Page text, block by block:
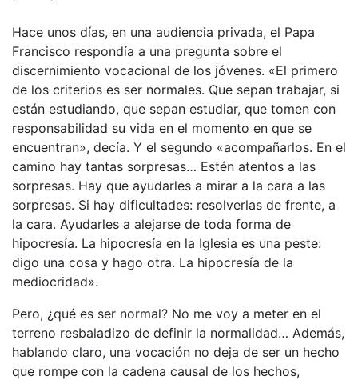
Hace unos días, en una audiencia privada, el Papa
Francisco respondía a una pregunta sobre el
discernimiento vocacional de los jóvenes. «El primero
de los criterios es ser normales. Que sepan trabajar, si
están estudiando, que sepan estudiar, que tomen con
responsabilidad su vida en el momento en que se
encuentran», decía. Y el segundo «acompañarlos. En el
camino hay tantas sorpresas… Estén atentos a las
sorpresas. Hay que ayudarles a mirar a la cara a las
sorpresas. Si hay dificultades: resolverlas de frente, a
la cara. Ayudarles a alejarse de toda forma de
hipocresía. La hipocresía en la Iglesia es una peste:
digo una cosa y hago otra. La hipocresía de la
mediocridad».
Pero, ¿qué es ser normal? No me voy a meter en el
terreno resbaladizo de definir la normalidad… Además,
hablando claro, una vocación no deja de ser un hecho
que rompe con la cadena causal de los hechos,